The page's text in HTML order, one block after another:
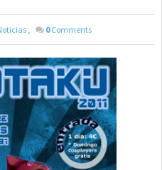
, 0 Comments